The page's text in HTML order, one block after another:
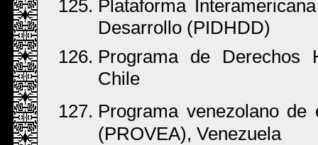
Plataforma
Desarrollo (PIDHDD)
Programa de Derechos
Chile
Programa venezolano
(PROVEA), Venezuela